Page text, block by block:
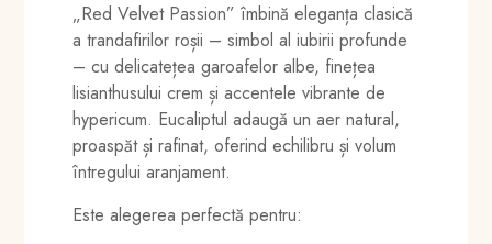
„Red Velvet Passion” îmbină eleganța clasică
a trandafirilor roșii – simbol al iubirii profunde
– cu delicatețea garoafelor albe, finețea
lisianthusului crem și accentele vibrante de
hypericum. Eucaliptul adaugă un aer natural,
proaspăt și rafinat, oferind echilibru și volum
întregului aranjament.
Este alegerea perfectă pentru: